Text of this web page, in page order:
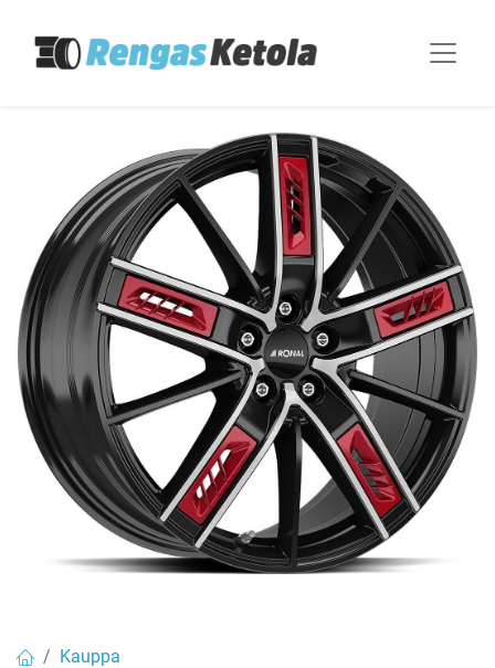
Kauppa